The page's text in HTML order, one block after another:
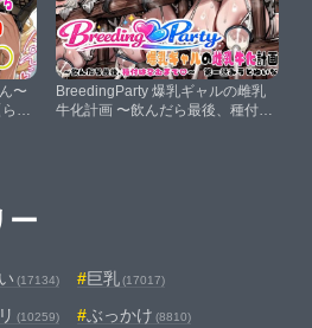
〜
い
BreedingParty 爆乳ギャルの雌乳
牛化計画 〜飲んだら最後、種付け
ー
(17134) 巨乳(17017)
(10259) ぶっかけ (8810)